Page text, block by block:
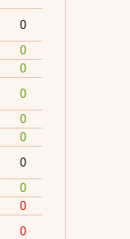
0
0
0
0
0
0
0
0
0
0